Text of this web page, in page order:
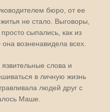
бюро, от ее
не стало. Выговоры,
сыпались, как из
она возненавидела всех.
слова и
в личную жизнь
людей друг с
Маше.